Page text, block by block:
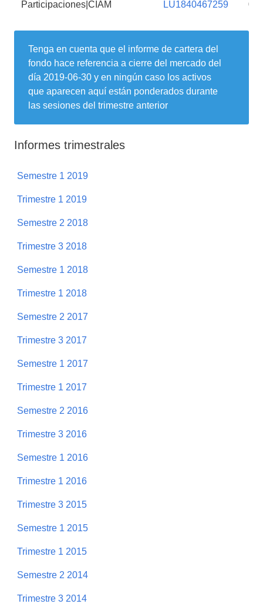
Participaciones|CIAM LU1840467259
Tenga en cuenta que el informe de cartera del
fondo hace referencia a cierre del mercado del
día 2019-06-30 y en ningún caso los activos
que aparecen aquí están ponderados durante
las sesiones del trimestre anterior
Informes trimestrales
Semestre 1 2019
Trimestre 1 2019
Semestre 2 2018
Trimestre 3 2018
Semestre 1 2018
Trimestre 1 2018
Semestre 2 2017
Trimestre 3 2017
Semestre 1 2017
Trimestre 1 2017
Semestre 2 2016
Trimestre 3 2016
Semestre 1 2016
Trimestre 1 2016
Trimestre 3 2015
Semestre 1 2015
Trimestre 1 2015
Semestre 2 2014
Trimestre 3 2014